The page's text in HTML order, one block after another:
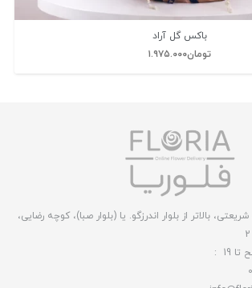
باکس گل آراد
تومان۱.۹۷۵.۰۰۰
بالاتر از بلوار اندرزگو. یا (بلوار صبا)، کوچه رضایی،